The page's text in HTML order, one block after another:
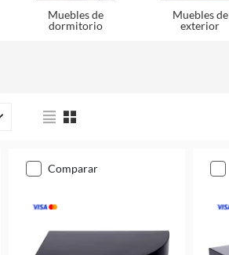
Muebles de
dormitorio
Muebles de
exterior
comparar